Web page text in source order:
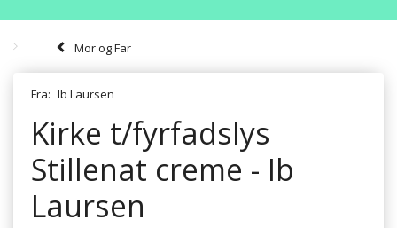
Mor og Far
Fra: Ib Laursen
Kirke t/fyrfadslys
Stillenat creme - Ib
Laursen